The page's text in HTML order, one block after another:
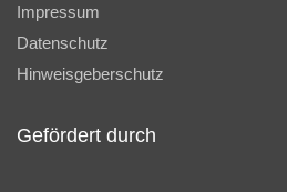
Impressum
Datenschutz
Hinweisgeberschutz
Gefördert durch